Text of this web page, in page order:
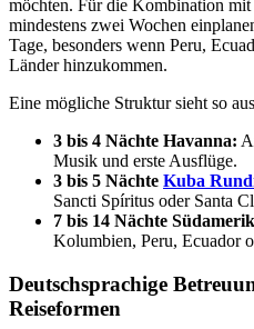
möchten. Für die Kombination
mindestens zwei Wochen
Tage, besonders wenn Peru,
Länder hinzukommen.
Eine mögliche Struktur sieht so
3 bis 4 Nächte Havanna:
Musik und erste Ausflüge.
3 bis 5 Nächte Kuba
Sancti Spíritus oder Santa
7 bis 14 Nächte
Kolumbien, Peru, Ecuador
Deutschsprachige
Reiseformen